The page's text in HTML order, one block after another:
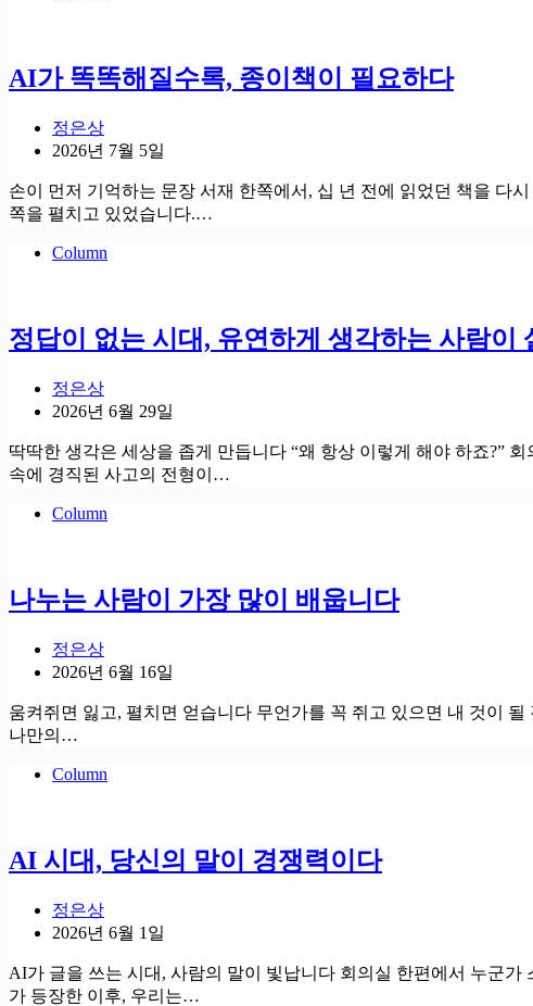
AI가 똑똑해질수록, 종이책이 필요하다
정은상
2026년 7월 5일
손이 먼저 기억하는 문장 서재 한쪽에서, 십 년 전에 읽었던 책을 다
쪽을 펼치고 있었습니다.…
Column
정답이 없는 시대, 유연하게 생각하는 사람이
정은상
2026년 6월 29일
딱딱한 생각은 세상을 좁게 만듭니다 “왜 항상 이렇게 해야 하죠?”
속에 경직된 사고의 전형이…
Column
나누는 사람이 가장 많이 배웁니다
정은상
2026년 6월 16일
움켜쥐면 잃고, 펼치면 얻습니다 무언가를 꼭 쥐고 있으면 내 것이
나만의…
Column
AI 시대, 당신의 말이 경쟁력이다
정은상
2026년 6월 1일
AI가 글을 쓰는 시대, 사람의 말이 빛납니다 회의실 한편에서 누군
가 등장한 이후, 우리는…